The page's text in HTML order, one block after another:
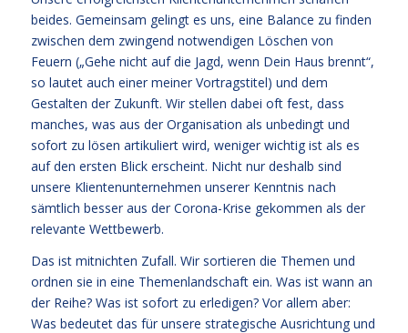
beides. Gemeinsam gelingt es uns, eine Balance zu finden
zwischen dem zwingend notwendigen Löschen von
Feuern („Gehe nicht auf die Jagd, wenn Dein Haus brennt“,
so lautet auch einer meiner Vortragstitel) und dem
Gestalten der Zukunft. Wir stellen dabei oft fest, dass
manches, was aus der Organisation als unbedingt und
sofort zu lösen artikuliert wird, weniger wichtig ist als es
auf den ersten Blick erscheint. Nicht nur deshalb sind
unsere Klientenunternehmen unserer Kenntnis nach
sämtlich besser aus der Corona-Krise gekommen als der
relevante Wettbewerb.
Das ist mitnichten Zufall. Wir sortieren die Themen und
ordnen sie in eine Themenlandschaft ein. Was ist wann an
der Reihe? Was ist sofort zu erledigen? Vor allem aber:
Was bedeutet das für unsere strategische Ausrichtung und